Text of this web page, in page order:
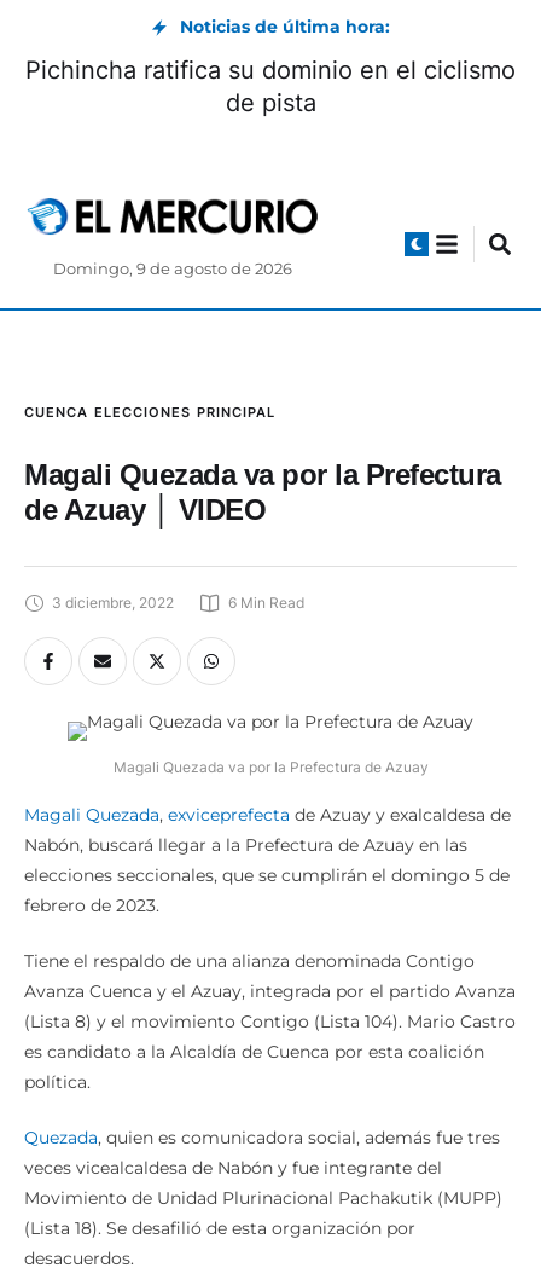
Noticias de última hora:
Concurso a Fiscal avanza con la revisión de
impugnaciones ciudadanas
Domingo, 9 de agosto de 2026
CUENCA ELECCIONES PRINCIPAL
Magali Quezada va por la Prefectura
de Azuay │ VIDEO
3 diciembre, 2022 6 Min Read
Magali Quezada va por la Prefectura de Azuay
Magali Quezada, exviceprefecta de Azuay y exalcaldesa de
Nabón, buscará llegar a la Prefectura de Azuay en las
elecciones seccionales, que se cumplirán el domingo 5 de
febrero de 2023.
Tiene el respaldo de una alianza denominada Contigo
Avanza Cuenca y el Azuay, integrada por el partido Avanza
(Lista 8) y el movimiento Contigo (Lista 104). Mario Castro
es candidato a la Alcaldía de Cuenca por esta coalición
política.
Quezada, quien es comunicadora social, además fue tres
veces vicealcaldesa de Nabón y fue integrante del
Movimiento de Unidad Plurinacional Pachakutik (MUPP)
(Lista 18). Se desafilió de esta organización por
desacuerdos.